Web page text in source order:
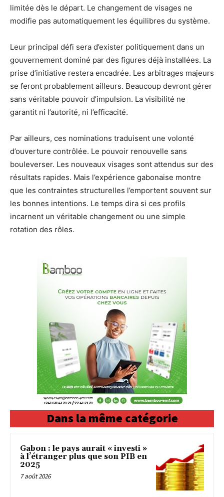
limitée dès le départ. Le changement de visages ne
modifie pas automatiquement les équilibres du système.
Leur principal défi sera d’exister politiquement dans un
gouvernement dominé par des figures déjà installées. La
prise d’initiative restera encadrée. Les arbitrages majeurs
se feront probablement ailleurs. Beaucoup devront gérer
sans véritable pouvoir d’impulsion. La visibilité ne
garantit ni l’autorité, ni l’efficacité.
Par ailleurs, ces nominations traduisent une volonté
d’ouverture contrôlée. Le pouvoir renouvelle sans
bouleverser. Les nouveaux visages sont attendus sur des
résultats rapides. Mais l’expérience gabonaise montre
que les contraintes structurelles l’emportent souvent sur
les bonnes intentions. Le temps dira si ces profils
incarnent un véritable changement ou une simple
rotation des rôles.
Dans la même catégorie
Gabon : le pays aurait « investi »
à l’étranger plus que son PIB en
2025
7 août 2026